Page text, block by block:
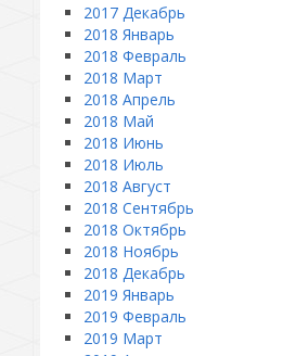
2017 Декабрь
2018 Январь
2018 Февраль
2018 Март
2018 Апрель
2018 Май
2018 Июнь
2018 Июль
2018 Август
2018 Сентябрь
2018 Октябрь
2018 Ноябрь
2018 Декабрь
2019 Январь
2019 Февраль
2019 Март